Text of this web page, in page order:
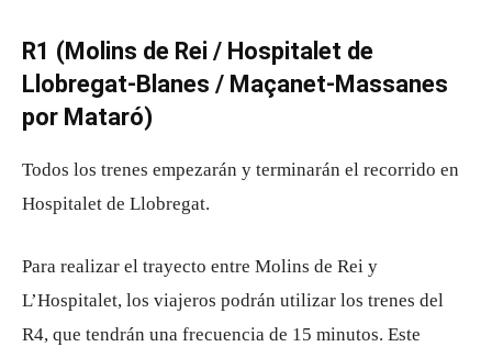
R1 (Molins de Rei / Hospitalet de
Llobregat-Blanes / Maçanet-Massanes
por Mataró)
Todos los trenes empezarán y terminarán el recorrido en
Hospitalet de Llobregat.
Para realizar el trayecto entre Molins de Rei y
L’Hospitalet, los viajeros podrán utilizar los trenes del
R4, que tendrán una frecuencia de 15 minutos. Este